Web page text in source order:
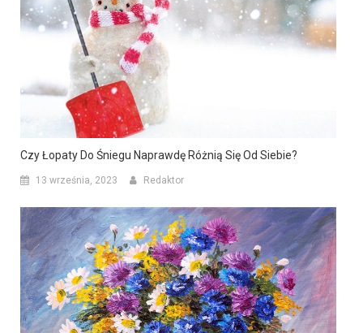
Czy Łopaty Do Śniegu Naprawdę Różnią Się Od Siebie?
13 września, 2023 Redaktor